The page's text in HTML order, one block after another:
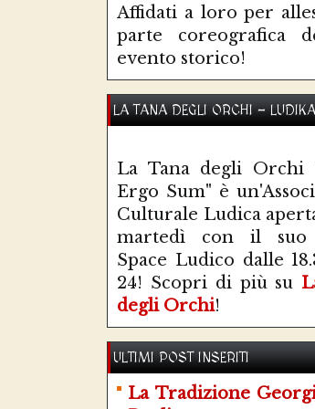
Affidati a loro per
parte coreografica
evento storico!
LA TANA DEGLI ORCHI -
La Tana degli Orchi
Ergo Sum" è
Culturale Ludica
martedì con il suo
Space Ludico dalle
24! Scopri di più su
degli Orchi!
ULTIMI POST INSERITI
La Tradizione